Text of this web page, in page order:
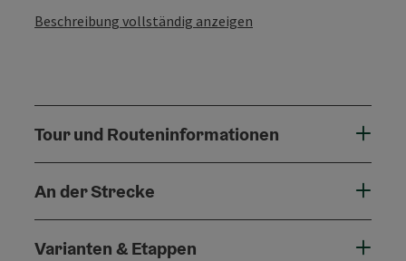
Beschreibung vollständig anzeigen
Tour und Routeninformationen
An der Strecke
Varianten & Etappen